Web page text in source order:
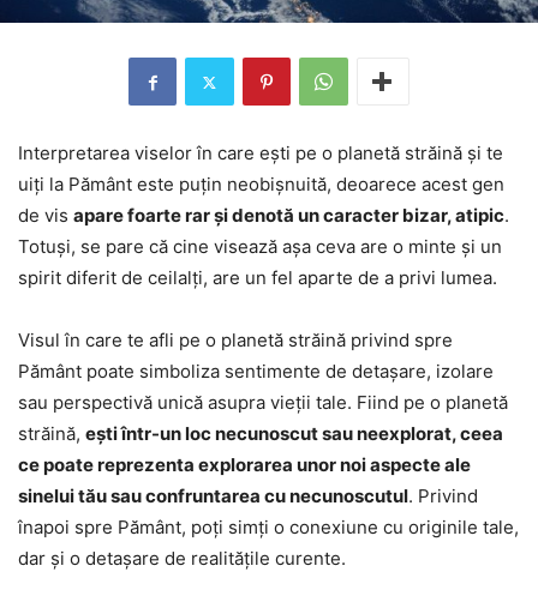
Interpretarea viselor în care ești pe o planetă străină și te
uiți la Pământ este puțin neobișnuită, deoarece acest gen
de vis apare foarte rar și denotă un caracter bizar, atipic.
Totuși, se pare că cine visează așa ceva are o minte și un
spirit diferit de ceilalți, are un fel aparte de a privi lumea.
Visul în care te afli pe o planetă străină privind spre
Pământ poate simboliza sentimente de detașare, izolare
sau perspectivă unică asupra vieții tale. Fiind pe o planetă
străină, ești într-un loc necunoscut sau neexplorat, ceea
ce poate reprezenta explorarea unor noi aspecte ale
sinelui tău sau confruntarea cu necunoscutul. Privind
înapoi spre Pământ, poți simți o conexiune cu originile tale,
dar și o detașare de realitățile curente.